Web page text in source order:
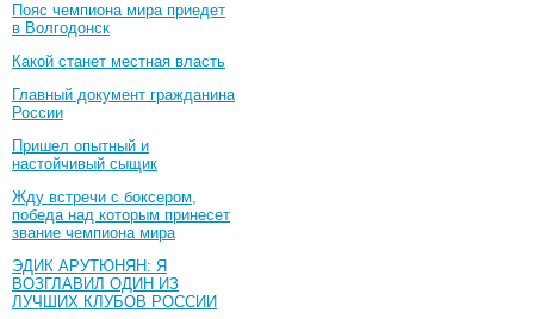
Пояс чемпиона мира приедет
в Волгодонск
Какой станет местная власть
Главный документ гражданина
России
Пришел опытный и
настойчивый сыщик
Жду встречи с боксером,
победа над которым принесет
звание чемпиона мира
ЭДИК АРУТЮНЯН: Я
ВОЗГЛАВИЛ ОДИН ИЗ
ЛУЧШИХ КЛУБОВ РОССИИ